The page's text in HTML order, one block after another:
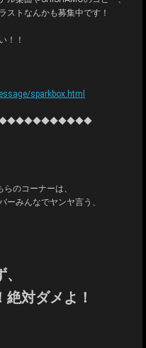
ストなんかも募集中です！
！！
sparkbox.html
のコーナーは、
ーみんなでヤンヤ言う、
対ダメよ！